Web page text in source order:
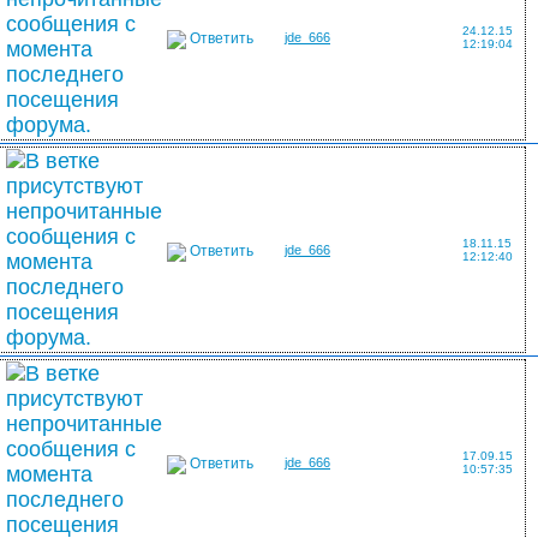
Ответить jde_666
24.12.15
12:19:04
Ответить jde_666
18.11.15
12:12:40
Ответить jde_666
17.09.15
10:57:35